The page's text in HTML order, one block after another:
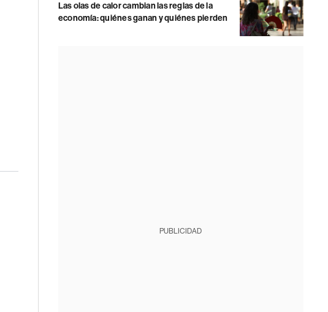
Las olas de calor cambian las reglas de la
economía: quiénes ganan y quiénes pierden
PUBLICIDAD